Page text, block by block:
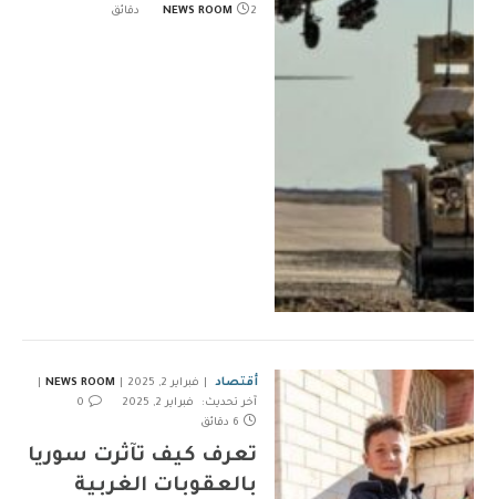
NEWS ROOM 2 دقائق
أقتصاد فبراير 2, 2025
NEWS ROOM
آخر تحديث:
فبراير 2, 2025
0
6 دقائق
تعرف كيف تآثرت سوريا
بالعقوبات الغربية